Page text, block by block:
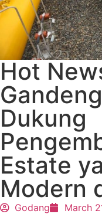
Hot
Dukung
Estate
Modern
Godang March